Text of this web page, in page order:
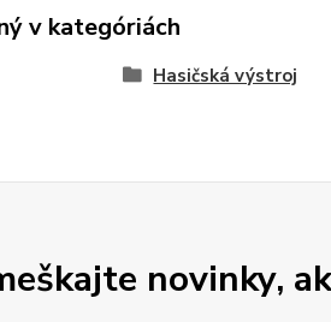
v kategóriách
Hasičská výstroj
novinky,